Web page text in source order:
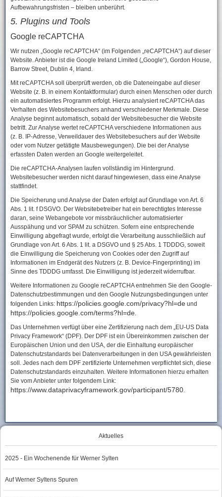
Aufbewahrungsfristen – bleiben unberührt.
5. Plugins und Tools
Google reCAPTCHA
Wir nutzen „Google reCAPTCHA“ (im Folgenden „reCAPTCHA“) auf dieser
Website. Anbieter ist die Google Ireland Limited („Google“), Gordon House,
Barrow Street, Dublin 4, Irland.
Mit reCAPTCHA soll überprüft werden, ob die Dateneingabe auf dieser
Website (z. B. in einem Kontaktformular) durch einen Menschen oder durch
ein automatisiertes Programm erfolgt. Hierzu analysiert reCAPTCHA das
Verhalten des Websitebesuchers anhand verschiedener Merkmale. Diese
Analyse beginnt automatisch, sobald der Websitebesucher die Website
betritt. Zur Analyse wertet reCAPTCHA verschiedene Informationen aus
(z. B. IP-Adresse, Verweildauer des Websitebesuchers auf der Website
oder vom Nutzer getätigte Mausbewegungen). Die bei der Analyse
erfassten Daten werden an Google weitergeleitet.
Die reCAPTCHA-Analysen laufen vollständig im Hintergrund.
Websitebesucher werden nicht darauf hingewiesen, dass eine Analyse
stattfindet.
Die Speicherung und Analyse der Daten erfolgt auf Grundlage von Art. 6
Abs. 1 lit. f DSGVO. Der Websitebetreiber hat ein berechtigtes Interesse
daran, seine Webangebote vor missbräuchlicher automatisierter
Ausspähung und vor SPAM zu schützen. Sofern eine entsprechende
Einwilligung abgefragt wurde, erfolgt die Verarbeitung ausschließlich auf
Grundlage von Art. 6 Abs. 1 lit. a DSGVO und § 25 Abs. 1 TDDDG, soweit
die Einwilligung die Speicherung von Cookies oder den Zugriff auf
Informationen im Endgerät des Nutzers (z. B. Device-Fingerprinting) im
Sinne des TDDDG umfasst. Die Einwilligung ist jederzeit widerrufbar.
Weitere Informationen zu Google reCAPTCHA entnehmen Sie den Google-
Datenschutzbestimmungen und den Google Nutzungsbedingungen unter
folgenden Links: https://policies.google.com/privacy?hl=de und
https://policies.google.com/terms?hl=de.
Das Unternehmen verfügt über eine Zertifizierung nach dem „EU-US Data
Privacy Framework“ (DPF). Der DPF ist ein Übereinkommen zwischen der
Europäischen Union und den USA, der die Einhaltung europäischer
Datenschutzstandards bei Datenverarbeitungen in den USA gewährleisten
soll. Jedes nach dem DPF zertifizierte Unternehmen verpflichtet sich, diese
Datenschutzstandards einzuhalten. Weitere Informationen hierzu erhalten
Sie vom Anbieter unter folgendem Link:
https://www.dataprivacyframework.gov/participant/5780.
Aktuelles
2025 - Ein Wochenende für Werner Sylten
Auf Werner Syltens Spuren